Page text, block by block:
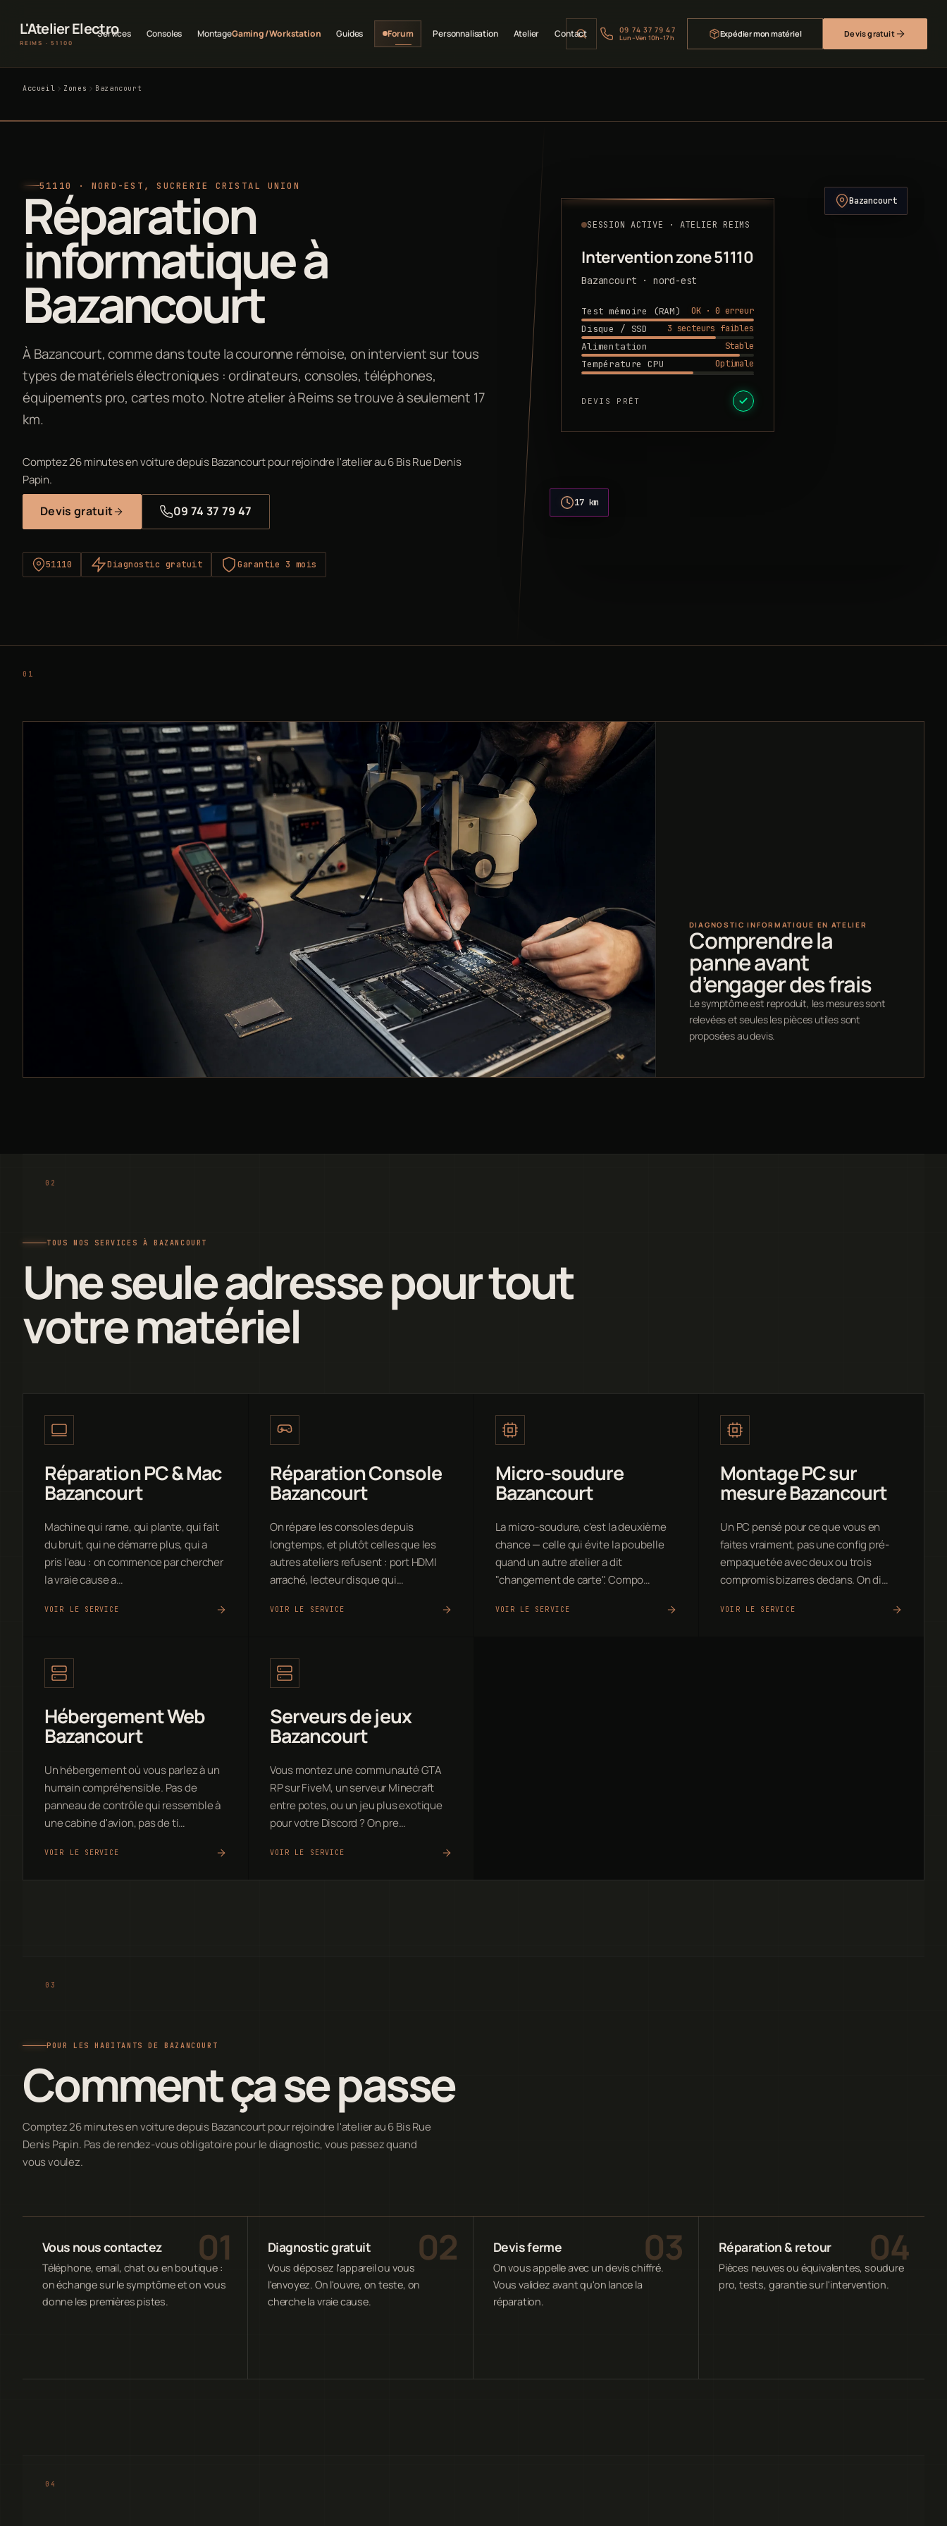
L'Atelier Electro
REIMS · 51100
Services Consoles MontageGaming / Workstation Guides Forum Personnalisation Atelier Contact 09 74 37 79 47
Lun–Ven 10h–17h Expédier mon matériel Devis gratuit
Accueil Zones Bazancourt
51110 · NORD-EST, SUCRERIE CRISTAL UNION
Réparation
informatique à
Bazancourt
À Bazancourt, comme dans toute la couronne rémoise, on intervient sur tous
types de matériels électroniques : ordinateurs, consoles, téléphones,
équipements pro, cartes moto. Notre atelier à Reims se trouve à seulement 17
km.
Comptez 26 minutes en voiture depuis Bazancourt pour rejoindre l'atelier au 6 Bis Rue Denis
Papin.
Devis gratuit 09 74 37 79 47
51110 Diagnostic gratuit Garantie 3 mois
SESSION ACTIVE · ATELIER REIMS
Intervention zone 51110
Bazancourt · nord-est
Test mémoire (RAM)
OK · 0 erreur
Disque / SSD
3 secteurs faibles
Alimentation
Stable
Température CPU
Optimale
DEVIS PRÊT
Bazancourt
17 km
DIAGNOSTIC INFORMATIQUE EN ATELIER
Comprendre la
panne avant
d’engager des frais
Le symptôme est reproduit, les mesures sont
relevées et seules les pièces utiles sont
proposées au devis.
TOUS NOS SERVICES À BAZANCOURT
Une seule adresse pour tout
votre matériel
Réparation PC & Mac
Bazancourt
Machine qui rame, qui plante, qui fait
du bruit, qui ne démarre plus, qui a
pris l'eau : on commence par chercher
la vraie cause a…
VOIR LE SERVICE
Réparation Console
Bazancourt
On répare les consoles depuis
longtemps, et plutôt celles que les
autres ateliers refusent : port HDMI
arraché, lecteur disque qui…
VOIR LE SERVICE
Micro-soudure
Bazancourt
La micro-soudure, c'est la deuxième
chance — celle qui évite la poubelle
quand un autre atelier a dit
"changement de carte". Compo…
VOIR LE SERVICE
Montage PC sur
mesure Bazancourt
Un PC pensé pour ce que vous en
faites vraiment, pas une config pré-
empaquetée avec deux ou trois
compromis bizarres dedans. On di…
VOIR LE SERVICE
Hébergement Web
Bazancourt
Un hébergement où vous parlez à un
humain compréhensible. Pas de
panneau de contrôle qui ressemble à
une cabine d'avion, pas de ti…
VOIR LE SERVICE
Serveurs de jeux
Bazancourt
Vous montez une communauté GTA
RP sur FiveM, un serveur Minecraft
entre potes, ou un jeu plus exotique
pour votre Discord ? On pre…
VOIR LE SERVICE
POUR LES HABITANTS DE BAZANCOURT
Comment ça se passe
Comptez 26 minutes en voiture depuis Bazancourt pour rejoindre l'atelier au 6 Bis Rue
Denis Papin. Pas de rendez-vous obligatoire pour le diagnostic, vous passez quand
vous voulez.
Vous nous contactez
Téléphone, email, chat ou en boutique :
on échange sur le symptôme et on vous
donne les premières pistes.
Diagnostic gratuit
Vous déposez l'appareil ou vous
l'envoyez. On l'ouvre, on teste, on
cherche la vraie cause.
Devis ferme
On vous appelle avec un devis chiffré.
Vous validez avant qu'on lance la
réparation.
Réparation & retour
Pièces neuves ou équivalentes, soudure
pro, tests, garantie sur l'intervention.